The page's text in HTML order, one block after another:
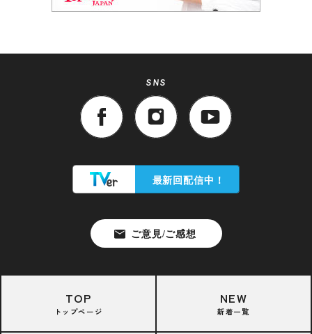
SNS
TOP
トップページ
NEW
新着一覧